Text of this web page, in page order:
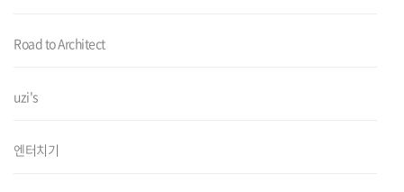
Road to Architect
uzi's
엔터치기